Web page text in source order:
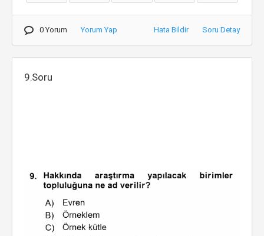
0 Yorum Yorum Yap Hata Bildir Soru Detay
9.Soru